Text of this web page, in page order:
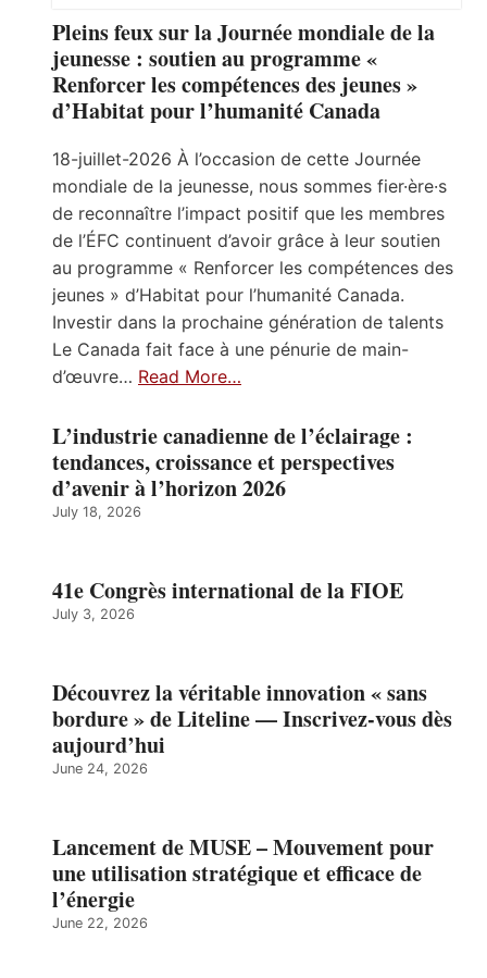
Pleins feux sur la Journée mondiale de la
jeunesse : soutien au programme «
Renforcer les compétences des jeunes »
d’Habitat pour l’humanité Canada
18-juillet-2026 À l’occasion de cette Journée
mondiale de la jeunesse, nous sommes fier·ère·s
de reconnaître l’impact positif que les membres
de l’ÉFC continuent d’avoir grâce à leur soutien
au programme « Renforcer les compétences des
jeunes » d’Habitat pour l’humanité Canada.
Investir dans la prochaine génération de talents
Le Canada fait face à une pénurie de main-
d’œuvre… Read More…
L’industrie canadienne de l’éclairage :
tendances, croissance et perspectives
d’avenir à l’horizon 2026
July 18, 2026
41e Congrès international de la FIOE
July 3, 2026
Découvrez la véritable innovation « sans
bordure » de Liteline — Inscrivez-vous dès
aujourd’hui
June 24, 2026
Lancement de MUSE – Mouvement pour
une utilisation stratégique et efficace de
l’énergie
June 22, 2026